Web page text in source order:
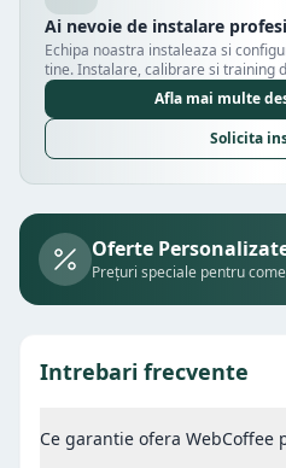
Ai nevoie de instalare
Echipa noastra instaleaza si
tine. Instalare, calibrare si training
Afla mai multe
Solicita
Oferte
Prețuri speciale pentru
Intrebari frecvente
Ce garantie ofera WebCoffee